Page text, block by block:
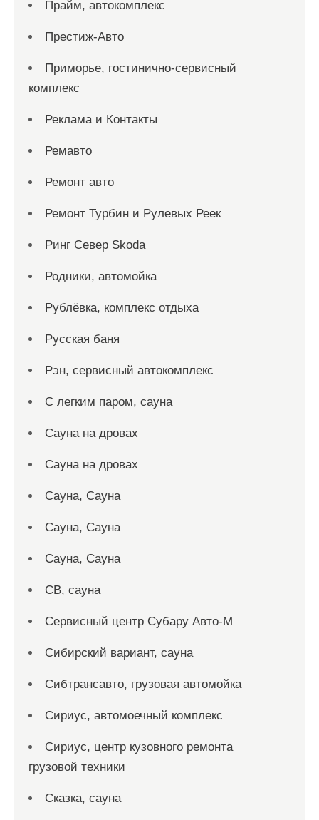
Прайм, автокомплекс
Престиж-Авто
Приморье, гостинично-сервисный
комплекс
Реклама и Контакты
Ремавто
Ремонт авто
Ремонт Турбин и Рулевых Реек
Ринг Север Skoda
Родники, автомойка
Рублёвка, комплекс отдыха
Русская баня
Рэн, сервисный автокомплекс
С легким паром, сауна
Сауна на дровах
Сауна на дровах
Сауна, Сауна
Сауна, Сауна
Сауна, Сауна
СВ, сауна
Сервисный центр Субару Авто-М
Сибирский вариант, сауна
Сибтрансавто, грузовая автомойка
Сириус, автомоечный комплекс
Сириус, центр кузовного ремонта
грузовой техники
Сказка, сауна